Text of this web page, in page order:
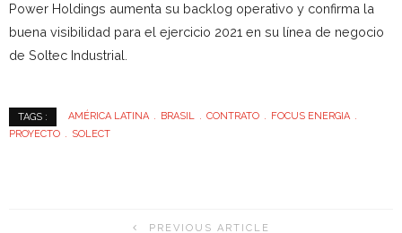
Power Holdings aumenta su backlog operativo y confirma la
buena visibilidad para el ejercicio 2021 en su línea de negocio
de Soltec Industrial.
TAGS : AMÉRICA LATINA BRASIL CONTRATO
FOCUS ENERGIA
PROYECTO
SOLECT
PREVIOUS ARTICLE